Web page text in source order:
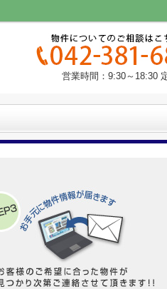
営業時間：9:30～18:30